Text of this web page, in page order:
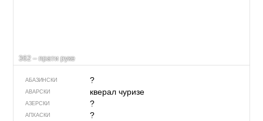
362 – прати руке
АБАЗИНСКИ ?
АВАРСКИ кверал чуризе
АЗЕРСКИ ?
АПХАСКИ ?